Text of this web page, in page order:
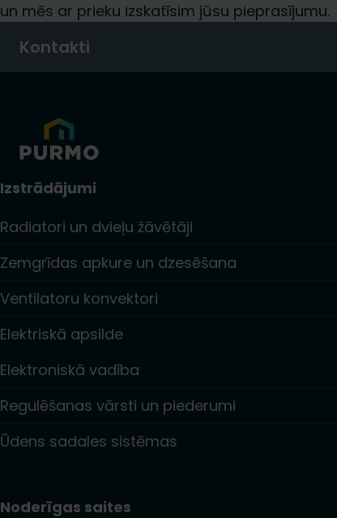
un mēs ar prieku izskatīsim jūsu pieprasījumu.
Kontakti
Izstrādājumi
Radiatori un dvieļu žāvētāji
Zemgrīdas apkure un dzesēšana
Ventilatoru konvektori
Elektriskā apsilde
Elektroniskā vadība
Regulēšanas vārsti un piederumi
Ūdens sadales sistēmas
Noderīgas saites